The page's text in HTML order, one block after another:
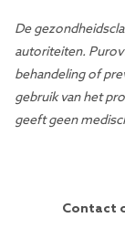
De
autoriteiten.
behandeling of
gebruik van het
geeft geen
Contact